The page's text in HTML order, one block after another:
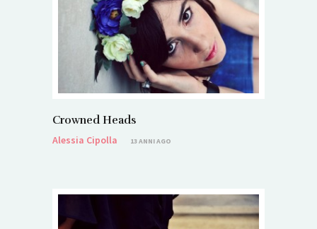
Crowned Heads
Alessia Cipolla
13 ANNI AGO